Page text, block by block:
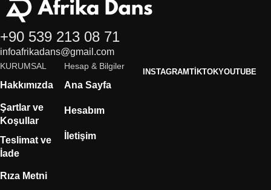
+90 539 213 08 71
infoafrikadans@gmail.com
KURUMSAL
Hakkımızda
Şartlar ve
Koşullar
Teslimat ve
İade
Rıza Metni
Hesap & Bilgiler
Ana Sayfa
Hesabım
İletişim
INSTAGRAMTIKTOKYOUTUBE